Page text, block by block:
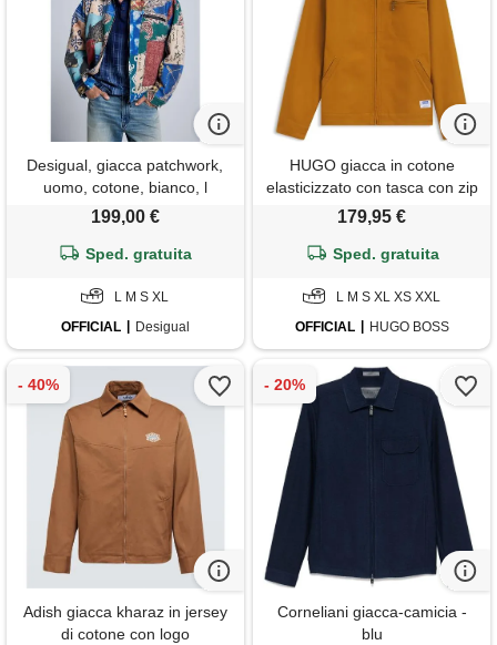
Desigual, giacca patchwork,
uomo, cotone, bianco, l
199,00 €
Sped. gratuita
L M S XL
OFFICIAL
Desigual
HUGO giacca in cotone
elasticizzato con tasca con zip
sul petto, arancione
179,95 €
Sped. gratuita
L M S XL XS XXL
OFFICIAL
HUGO BOSS
Adish giacca kharaz in jersey
di cotone con logo
Corneliani giacca-camicia -
blu